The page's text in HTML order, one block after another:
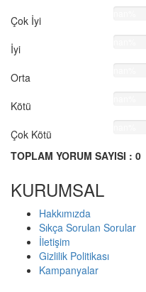
Çok İyi
İyi
Orta
Kötü
Çok Kötü
TOPLAM YORUM SAYISI : 0
KURUMSAL
Hakkımızda
Sıkça Sorulan Sorular
İletişim
Gizlilik Politikası
Kampanyalar